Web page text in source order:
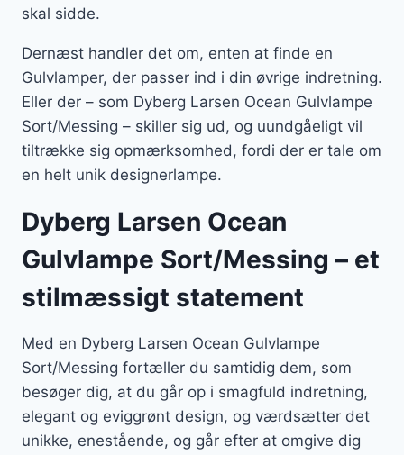
skal sidde.
Dernæst handler det om, enten at finde en
Gulvlamper, der passer ind i din øvrige indretning.
Eller der – som Dyberg Larsen Ocean Gulvlampe
Sort/Messing – skiller sig ud, og uundgåeligt vil
tiltrække sig opmærksomhed, fordi der er tale om
en helt unik designerlampe.
Dyberg Larsen Ocean
Gulvlampe Sort/Messing – et
stilmæssigt statement
Med en Dyberg Larsen Ocean Gulvlampe
Sort/Messing fortæller du samtidig dem, som
besøger dig, at du går op i smagfuld indretning,
elegant og eviggrønt design, og værdsætter det
unikke, enestående, og går efter at omgive dig